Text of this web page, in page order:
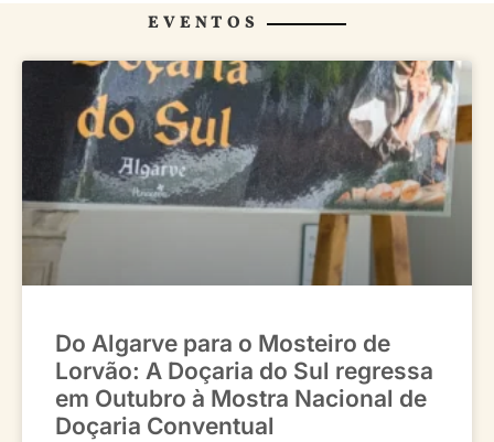
EVENTOS
Do Algarve para o Mosteiro de
Lorvão: A Doçaria do Sul regressa
em Outubro à Mostra Nacional de
Doçaria Conventual